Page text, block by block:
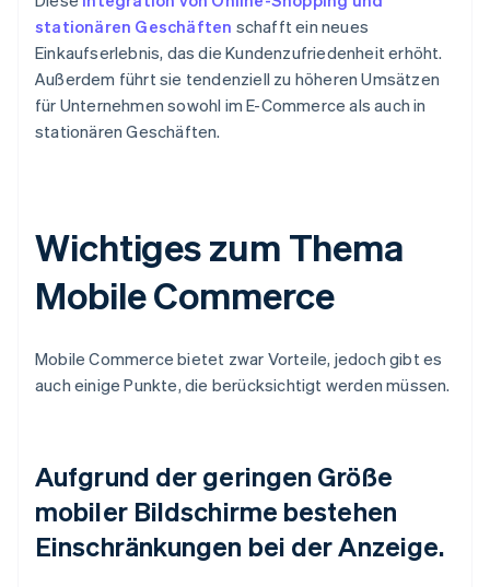
stationären Geschäften schafft ein neues
Einkaufserlebnis, das die Kundenzufriedenheit erhöht.
Außerdem führt sie tendenziell zu höheren Umsätzen
für Unternehmen sowohl im E-Commerce als auch in
stationären Geschäften.
Wichtiges zum Thema
Mobile Commerce
Mobile Commerce bietet zwar Vorteile, jedoch gibt es
auch einige Punkte, die berücksichtigt werden müssen.
Aufgrund der geringen Größe
mobiler Bildschirme bestehen
Einschränkungen bei der Anzeige.